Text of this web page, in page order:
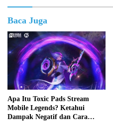
Baca Juga
Apa Itu Toxic Pads Stream
Mobile Legends? Ketahui
Dampak Negatif dan Cara